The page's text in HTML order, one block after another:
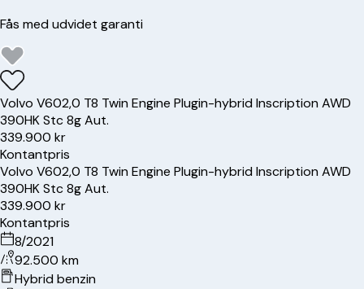
Fås med udvidet garanti
Volvo V602,0 T8 Twin Engine Plugin-hybrid Inscription AWD
390HK Stc 8g Aut.
339.900 kr
Kontantpris
Volvo V602,0 T8 Twin Engine Plugin-hybrid Inscription AWD
390HK Stc 8g Aut.
339.900 kr
Kontantpris
8/2021
92.500 km
Hybrid benzin